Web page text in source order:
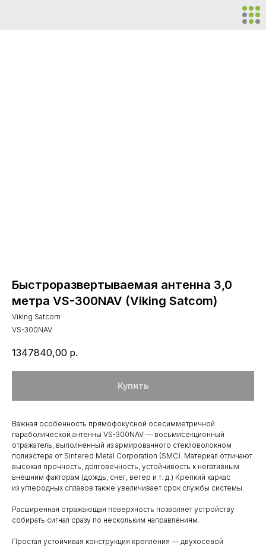
Быстроразвертываемая антенна 3,0
метра VS-300NAV (Viking Satcom)
Viking Satcom
VS-300NAV
1347840,00 р.
Купить
Важная особенность прямофокусной осесимметричной
параболической антенны VS-300NAV — восьмисекционный
отражатель, выполненный из армированного стекловолокном
полиэстера от Sintered Metal Corporation (SMC). Материал отличают
высокая прочность, долговечность, устойчивость к негативным
внешним факторам (дождь, снег, ветер и т. д.) Крепкий каркас
из углеродных сплавов также увеличивает срок службы системы.
Расширенная отражающая поверхность позволяет устройству
собирать сигнал сразу по нескольким направлениям.
Простая устойчивая конструкция крепления — двухосевой